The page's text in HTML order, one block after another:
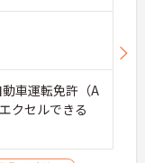
車運転免許（A
クセルできる